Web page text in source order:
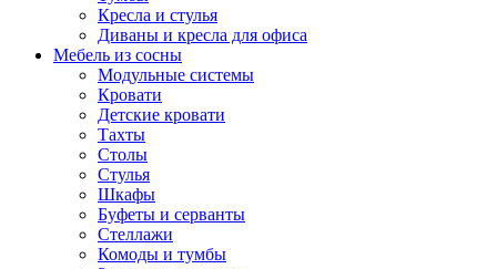
Кресла и стулья
Диваны и кресла для офиса
Мебель из сосны
Модульные системы
Кровати
Детские кровати
Тахты
Столы
Стулья
Шкафы
Буфеты и серванты
Стеллажи
Комоды и тумбы